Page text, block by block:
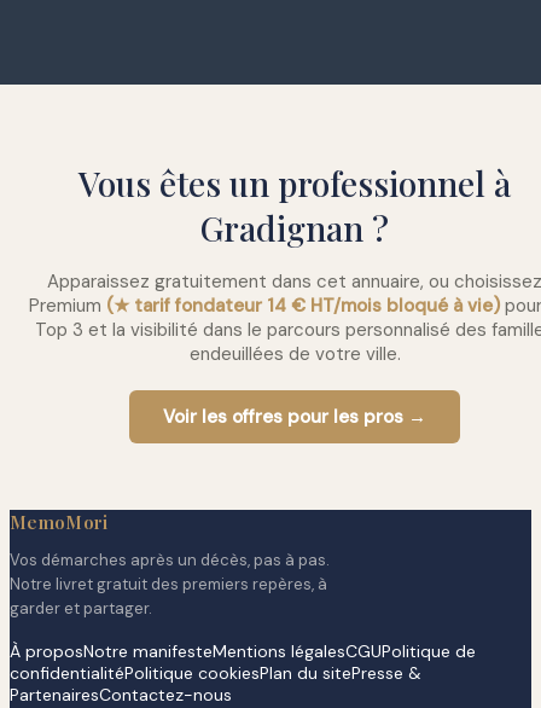
Vous êtes un professionnel à
Gradignan ?
Apparaissez gratuitement dans cet annuaire, ou choisissez
Premium (★ tarif fondateur 14 € HT/mois bloqué à vie)
Top 3 et la visibilité dans le parcours personnalisé des
endeuillées de votre ville.
Voir les offres pour les pros →
MemoMori
Vos démarches après un décès, pas à pas.
Notre livret gratuit des premiers repères, à
garder et partager.
À proposNotre manifesteMentions légalesCGUPolitique de
confidentialitéPolitique cookiesPlan du sitePresse &
PartenairesContactez-nous